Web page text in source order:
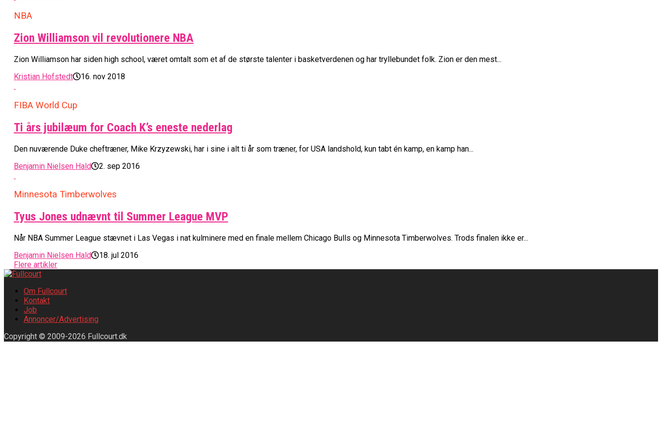
NBA
Zion Williamson vil revolutionere NBA
Zion Williamson har siden high school, været omtalt som et af de største talenter i basketverdenen og har tryllebundet folk. Zion er den mest...
Kristian Hofstedt
16. nov 2018
FIBA World Cup
Ti års jubilæum for Coach K’s eneste nederlag
Den nuværende Duke cheftræner, Mike Krzyzewski, har i sine i alt ti år som træner, for USA landshold, kun tabt én kamp, en kamp han...
Benjamin Nielsen Hald
2. sep 2016
Minnesota Timberwolves
Tyus Jones udnævnt til Summer League MVP
Når NBA Summer League stævnet i Las Vegas i nat kulminere med en finale mellem Chicago Bulls og Minnesota Timberwolves. Trods finalen ikke er...
Benjamin Nielsen Hald
18. jul 2016
Flere artikler
Om Fullcourt
Kontakt
Job
Annoncer/Advertising
Copyright © 2009-2026 Fullcourt.dk